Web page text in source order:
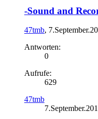
-Sound and
47tmb,
Antworten:
0
Aufrufe:
629
47tmb